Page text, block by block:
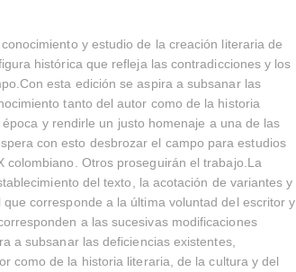
y estudio de la creación literaria de
histórica que refleja las contradicciones y los
esta edición se aspira a subsanar las
tanto del autor como de la historia
y rendirle un justo homenaje a una de las
con esto desbrozar el campo para estudios
Otros proseguirán el trabajo.La
del texto, la acotación de variantes y
corresponde a la última voluntad del escritor y
a las sucesivas modificaciones
a subsanar las deficiencias existentes,
como de la historia literaria, de la cultura y del